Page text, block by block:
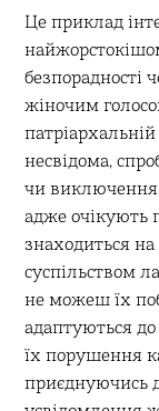
Це приклад
безпорадності
жіночим
несвідома,
чи
адже очікують
знаходиться
суспільством
не можеш їх
адаптуються
їх порушення
приєднуючись